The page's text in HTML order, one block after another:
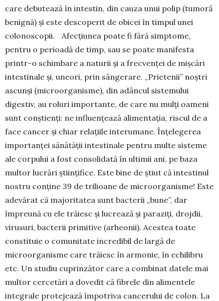
care debutează în intestin, din cauza unui polip (tumoră
benignă) și este descoperit de obicei în timpul unei
colonoscopii. Afecțiunea poate fi fără simptome,
pentru o perioadă de timp, sau se poate manifesta
printr-o schimbare a naturii și a frecvenței de mișcări
intestinale și, uneori, prin sângerare. „Prietenii” noștri
ascunși (microorganisme), din adâncul sistemului
digestiv, au roluri importante, de care nu mulți oameni
sunt conștienți: ne influențează alimentația, riscul de a
face cancer și chiar relațiile interumane. Înțelegerea
importanței sănătății intestinale pentru multe sisteme
ale corpului a fost consolidată în ultimii ani, pe baza
multor lucrări științifice. Este bine de știut că intestinul
nostru conține 39 de trilioane de microorganisme! Este
adevărat că majoritatea sunt bacterii „bune”, dar
împreună cu ele trăiesc și lucrează și paraziți, drojdii,
virusuri, bacterii primitive (arheonii). Acestea toate
constituie o comunitate incredibil de largă de
microorganisme care trăiesc în armonie, în echilibru
etc. Un studiu cuprinzător care a combinat datele mai
multor cercetări a dovedit că fibrele din alimentele
integrale protejează împotriva cancerului de colon. La